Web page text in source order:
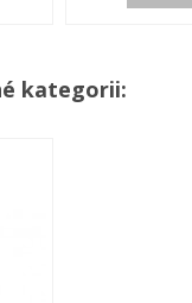
kategorii: